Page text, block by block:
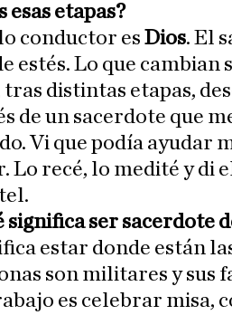
esas etapas?
conductor es Dios. El
estés. Lo que
tras distintas etapas,
de un sacerdote que
Vi que podía ayudar
Lo recé, lo medité y di
significa ser sacerdote
estar donde están
son militares y sus
es celebrar misa,